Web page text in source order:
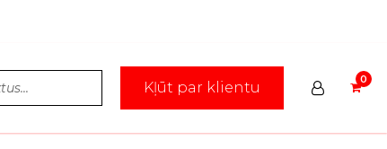
Kļūt par klientu